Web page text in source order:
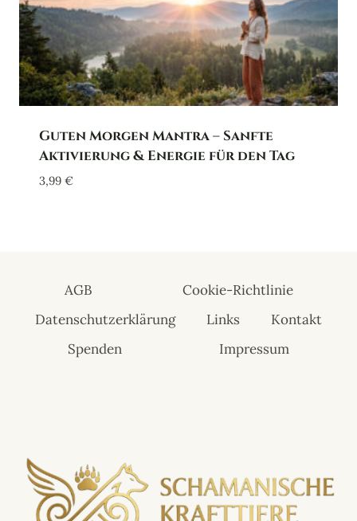
Guten Morgen Mantra – Sanfte
Aktivierung & Energie für den Tag
3,99 €
AGB
Cookie-Richtlinie
Datenschutzerklärung
Links
Kontakt
Spenden
Impressum